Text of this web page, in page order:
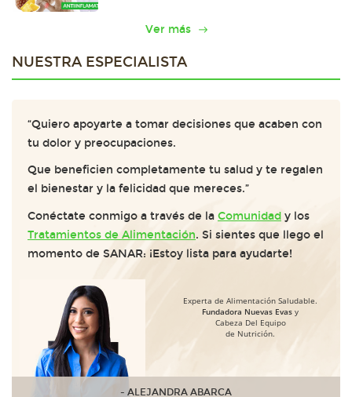
Ver más
NUESTRA ESPECIALISTA
“Quiero apoyarte a tomar decisiones que acaben con
tu dolor y preocupaciones.
Que beneficien completamente tu salud y te regalen
el bienestar y la felicidad que mereces.”
Conéctate conmigo a través de la Comunidad y los
Tratamientos de Alimentación. Si sientes que llego el
momento de SANAR: ¡Estoy lista para ayudarte!
Experta de Alimentación Saludable.
Fundadora Nuevas Evas y
Cabeza Del Equipo
de Nutrición.
- ALEJANDRA ABARCA